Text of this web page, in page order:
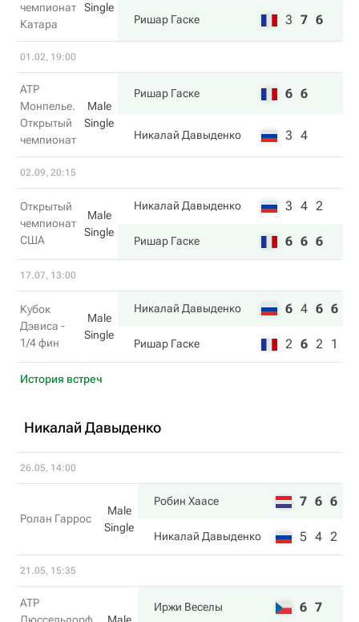
чемпионат
Катара
Single
Ришар Гаске 3 7 6
01.02, 19:00
ATP
Монпелье.
Открытый
чемпионат
Male
Single
Ришар Гаске 6 6
Никалай Давыденко 3 4
02.09, 20:15
Открытый
чемпионат
США
Male
Single
Никалай Давыденко 3 4 2
Ришар Гаске 6 6 6
17.07, 13:00
Кубок
Дэвиса -
1/4 фин
Male
Single
Никалай Давыденко 6 4 6 6
Ришар Гаске 2 6 2 1
История встреч
Никалай Давыденко
26.05, 14:00
Ролан Гаррос
Male
Single
Робин Хаасе 7 6 6
Никалай Давыденко 5 4 2
21.05, 15:35
ATP
Иржи Веселы 6 7